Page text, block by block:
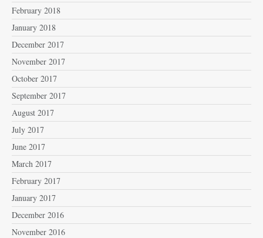
February 2018
January 2018
December 2017
November 2017
October 2017
September 2017
August 2017
July 2017
June 2017
March 2017
February 2017
January 2017
December 2016
November 2016